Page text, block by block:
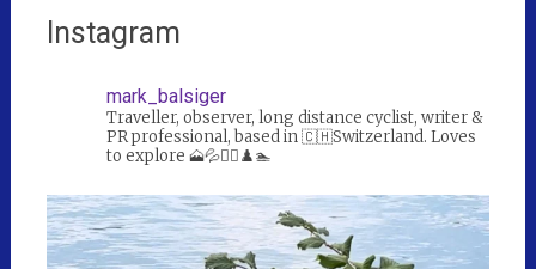
Instagram
mark_balsiger
Traveller, observer, long distance cyclist, writer &
PR professional, based in 🇨🇭Switzerland. Loves
to explore 🗻💦🚴‍♀️♟️🏊